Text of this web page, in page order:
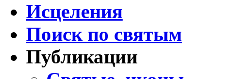
Исцеления
Поиск по святым
Публикации